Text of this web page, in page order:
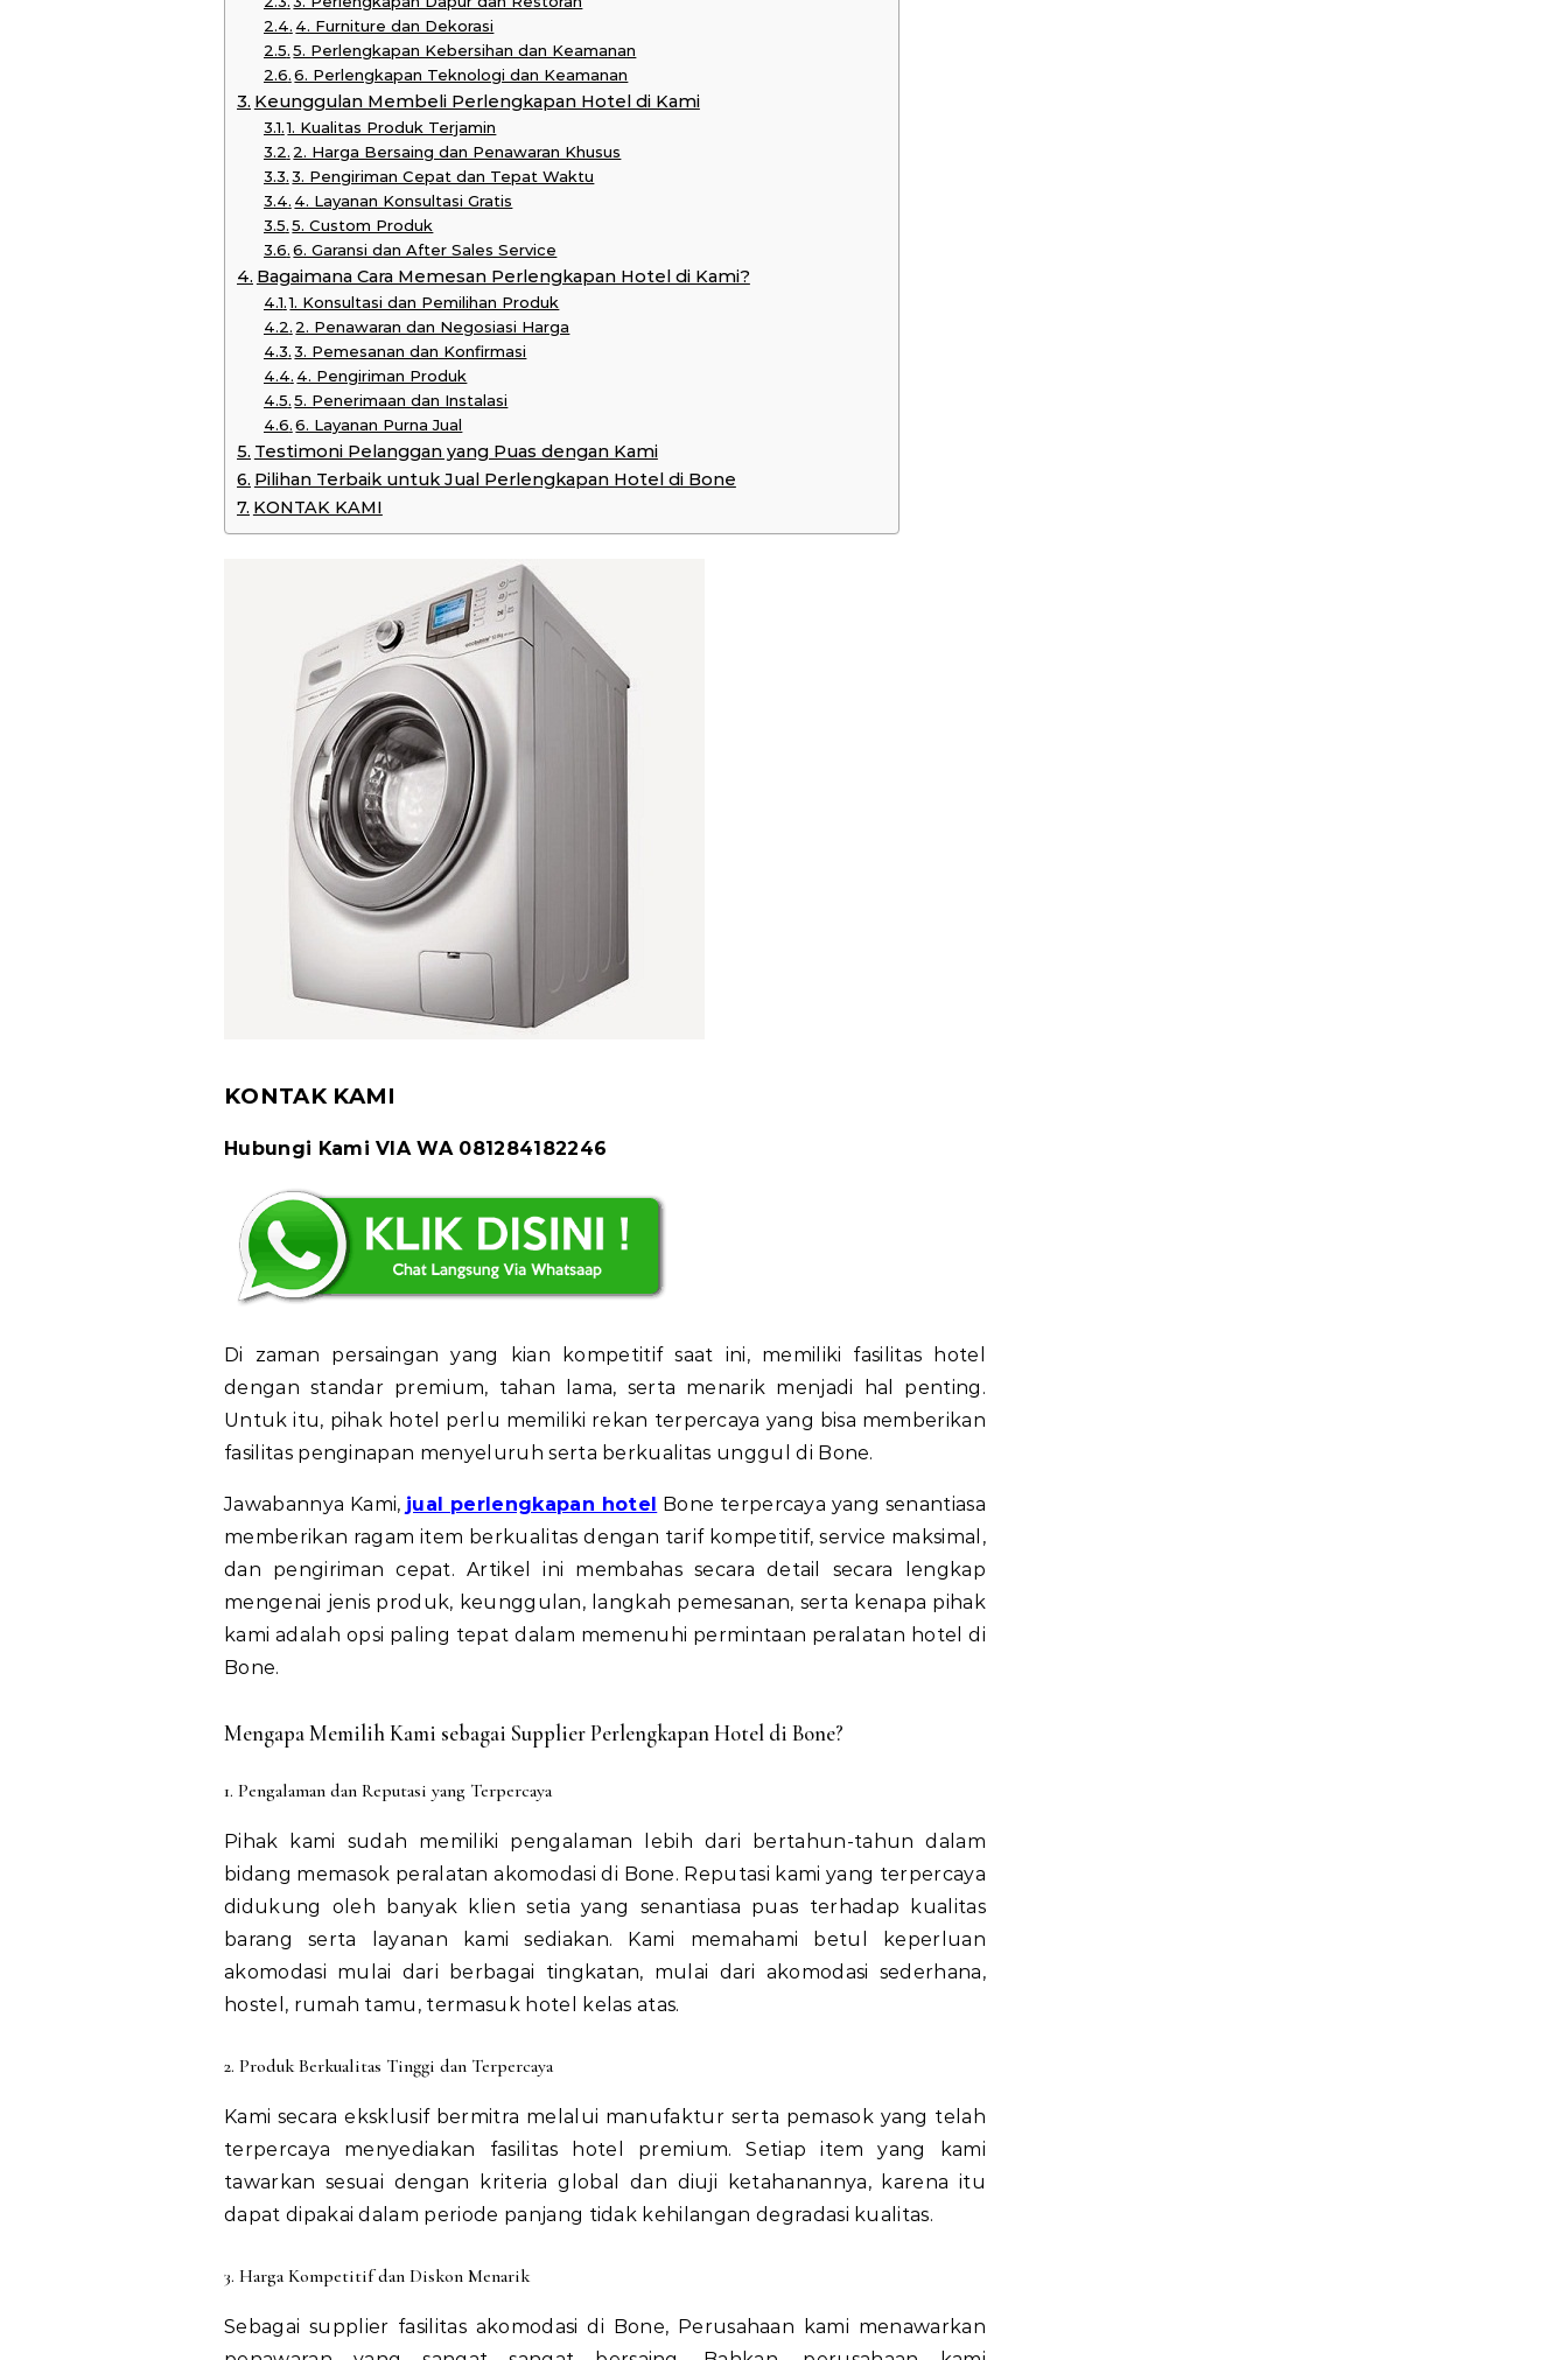
4. Furniture dan Dekorasi
5. Perlengkapan Kebersihan dan Keamanan
6. Perlengkapan Teknologi dan Keamanan
Keunggulan Membeli Perlengkapan Hotel di Kami
1. Kualitas Produk Terjamin
2. Harga Bersaing dan Penawaran Khusus
3. Pengiriman Cepat dan Tepat Waktu
4. Layanan Konsultasi Gratis
5. Custom Produk
6. Garansi dan After Sales Service
Bagaimana Cara Memesan Perlengkapan Hotel di Kami?
1. Konsultasi dan Pemilihan Produk
2. Penawaran dan Negosiasi Harga
3. Pemesanan dan Konfirmasi
4. Pengiriman Produk
5. Penerimaan dan Instalasi
6. Layanan Purna Jual
Testimoni Pelanggan yang Puas dengan Kami
Pilihan Terbaik untuk Jual Perlengkapan Hotel di Bone
KONTAK KAMI
KONTAK KAMI
Hubungi Kami VIA WA 081284182246
Di zaman persaingan yang kian kompetitif saat ini, memiliki fasilitas hotel
dengan standar premium, tahan lama, serta menarik menjadi hal penting.
Untuk itu, pihak hotel perlu memiliki rekan terpercaya yang bisa memberikan
fasilitas penginapan menyeluruh serta berkualitas unggul di Bone.
Jawabannya Kami, jual perlengkapan hotel Bone terpercaya yang senantiasa
memberikan ragam item berkualitas dengan tarif kompetitif, service maksimal,
dan pengiriman cepat. Artikel ini membahas secara detail secara lengkap
mengenai jenis produk, keunggulan, langkah pemesanan, serta kenapa pihak
kami adalah opsi paling tepat dalam memenuhi permintaan peralatan hotel di
Bone.
Mengapa Memilih Kami sebagai Supplier Perlengkapan Hotel di Bone?
1. Pengalaman dan Reputasi yang Terpercaya
Pihak kami sudah memiliki pengalaman lebih dari bertahun-tahun dalam
bidang memasok peralatan akomodasi di Bone. Reputasi kami yang terpercaya
didukung oleh banyak klien setia yang senantiasa puas terhadap kualitas
barang serta layanan kami sediakan. Kami memahami betul keperluan
akomodasi mulai dari berbagai tingkatan, mulai dari akomodasi sederhana,
hostel, rumah tamu, termasuk hotel kelas atas.
2. Produk Berkualitas Tinggi dan Terpercaya
Kami secara eksklusif bermitra melalui manufaktur serta pemasok yang telah
terpercaya menyediakan fasilitas hotel premium. Setiap item yang kami
tawarkan sesuai dengan kriteria global dan diuji ketahanannya, karena itu
dapat dipakai dalam periode panjang tidak kehilangan degradasi kualitas.
3. Harga Kompetitif dan Diskon Menarik
Sebagai supplier fasilitas akomodasi di Bone, Perusahaan kami menawarkan